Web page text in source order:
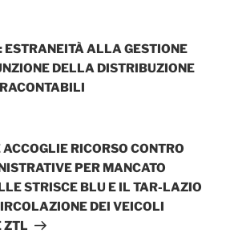
ESTRANEITÀ ALLA GESTIONE
DELLA DISTRIBUZIONE
RICORSO CONTRO
PER MANCATO
STRISCE BLU E IL TAR-LAZIO
DEI VEICOLI
ZTL